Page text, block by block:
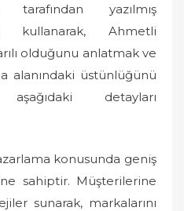
yazılmış
kullanarak, Ahmetli
olduğunu anlatmak ve
alanındaki üstünlüğünü
detayları
konusunda geniş
sahiptir. Müşterilerine
sunarak, markalarını